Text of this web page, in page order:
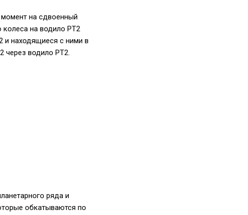
на сдвоенный
на водило PT2
и находящиеся с ними в
через водило PT2.
ряда и
обкатываются по